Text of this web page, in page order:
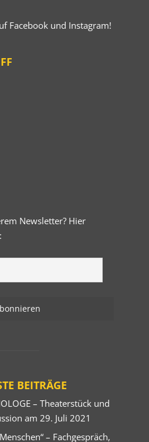
Facebookund Instagram!
Newsletter? Hier
BEITRÄGE
– Theaterstück und
am 29. Juli 2021
– Fachgespräch,